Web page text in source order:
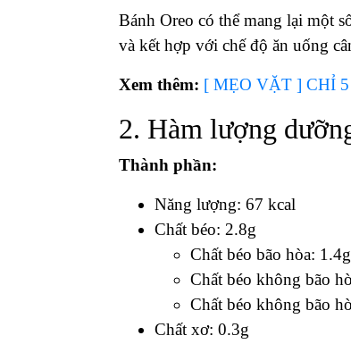
Bánh Oreo có thể mang lại một
và kết hợp với chế độ ăn uống
Xem thêm: [ MẸO VẶT ] CHỈ
2. Hàm lượng
Thành phần:
Năng lượng: 67 kcal
Chất béo: 2.8g
Chất béo bão hòa: 1.4g
Chất béo không bão
Chất béo không bão
Chất xơ: 0.3g